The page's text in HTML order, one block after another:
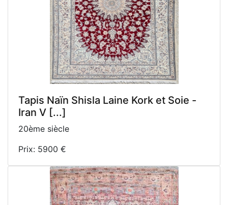
Tapis Naïn Shisla Laine Kork et Soie -
Iran V [...]
20ème siècle
Prix: 5900 €